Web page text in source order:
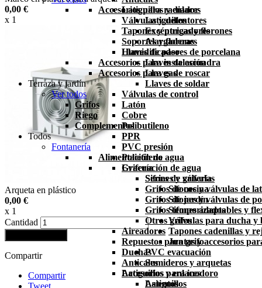
Accesorios para radiador
Válvulas y detentores
Tapones y purgadores
Soportes y florones
Humidificadores de porcelana
Accesorios para instalación
Accesorios para gas
Terraza y jardín
Ver todos
Grifos
Riego
Complementos
Todos
Fontanería
Alimentación de agua
Grifería
Series de grifería
Grifos de cocina
Grifos de jardín
Grifos temporizados
Otros grifos
Aireadores
Repuestos para grifo
Duchas
Anticales
Latiguillos y enlaces
Latiguillos
Latiguillos y enlaces
Latiguillos
Excéntricas y florones
Alargaderas
Llaves de paso
Llaves de escuadra
Llaves de roscar
Llaves de soldar
Válvulas de control
Latón
Cobre
Polibutileno
PPR
PVC presión
Polietileno
Evacuación de agua
Sifones y válvulas
Sifones y válvulas de
Sifones y válvulas de
Sifones adaptables y
Válvulas para ducha y
Tapones cadenillas y
Juntas y accesorios
PVC evacuación
Sumideros y arquetas
Accesorios para inodoro
Asientos
0,00 €
x 1
Arqueta en plástico
0,00 €
x 1
Cantidad
Compartir
Compartir